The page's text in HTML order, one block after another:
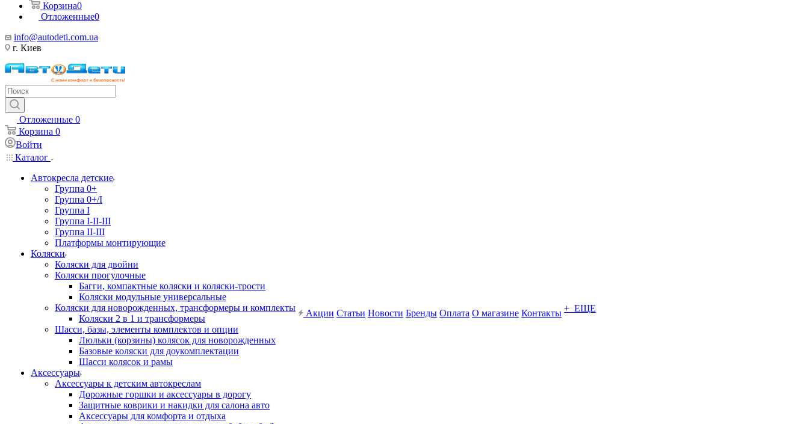
Корзина0
Отложенные0
info@autodeti.com.ua
г. Киев
Отложенные 0
Корзина 0
Войти
Каталог
Автокресла детские
Группа 0+
Группа 0+/I
Группа I
Группа I-II-III
Группа II-III
Платформы монтирующие
Коляски
Коляски для двойни
Коляски прогулочные
Багги, компактные коляски и коляски-трости
Коляски модульные универсальные
Коляски для новорожденных, трансформеры и комплекты
Коляски 2 в 1 и трансформеры
Шасси, базы, элементы комплектов и опции
Люльки (корзины) колясок для новорожденных
Базовые коляски для доукомплектации
Шасси колясок и рамы
Аксессуары
Аксессуары к детским автокреслам
Дорожные горшки и аксессуары в дорогу
Защитные коврики и накидки для салона авто
Аксессуары для комфорта и отдыха
Акции Статьи Новости Бренды Оплата О магазине Контакты + ЕЩЕ